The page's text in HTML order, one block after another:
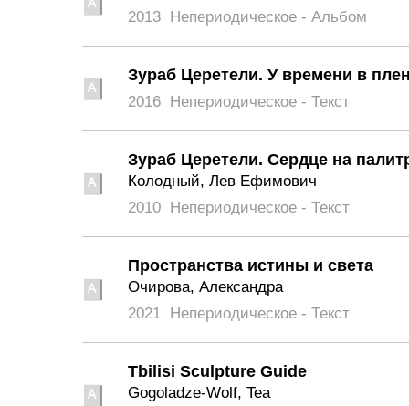
2013 Непериодическое - Альбом
Зураб Церетели. У времени в
2016 Непериодическое - Текст
Зураб Церетели. Сердце на
Колодный, Лев Ефимович
2010 Непериодическое - Текст
Пространства истины и света
Очирова, Александра
2021 Непериодическое - Текст
Tbilisi Sculpture Guide
Gogoladze-Wolf, Tea